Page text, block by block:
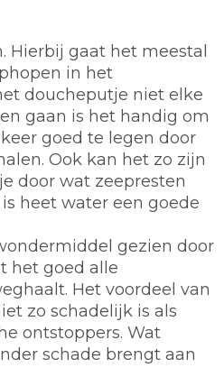
Hierbij gaat het meestal
in het
doucheputje niet elke
gaan is het handig om
goed te legen door
Ook kan het zo zijn
door wat zeepresten
heet water een goede
gezien door
het goed alle
Het voordeel van
zo schadelijk is als
ontstoppers. Wat
schade brengt aan